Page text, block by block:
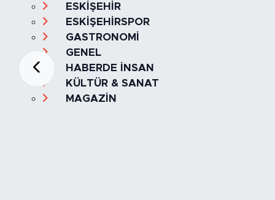
ESKİŞEHİR
ESKİŞEHİRSPOR
GASTRONOMİ
GENEL
HABERDE İNSAN
KÜLTÜR & SANAT
MAGAZİN